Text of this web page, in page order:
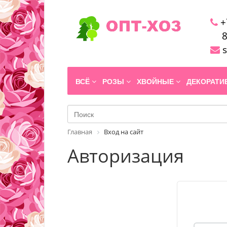
ВСЁ РОЗЫ ХВОЙНЫЕ
Главная Вход на сайт
Авторизация